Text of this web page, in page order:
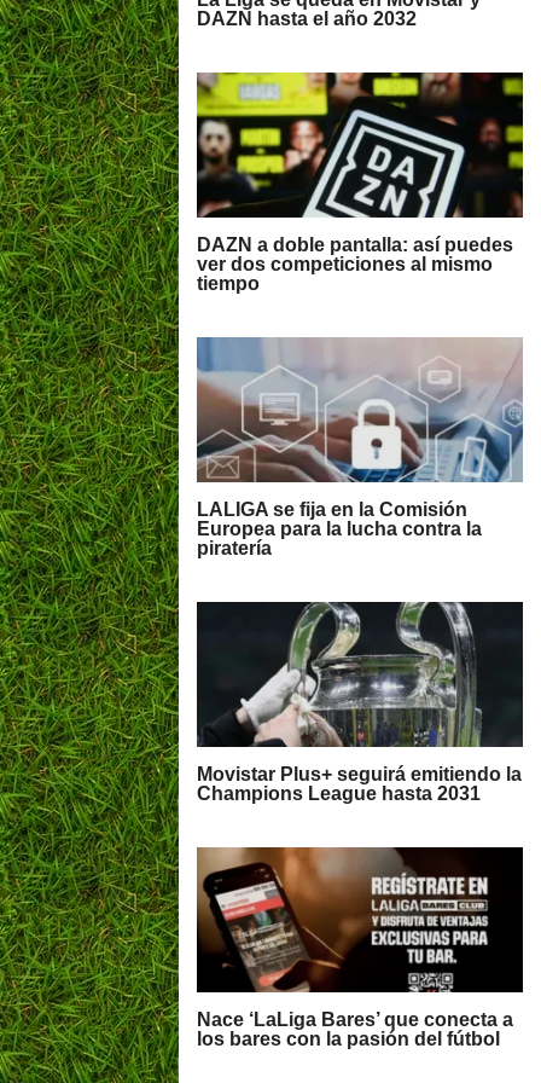
DAZN hasta el año 2032
DAZN a doble pantalla: así puedes
ver dos competiciones al mismo
tiempo
LALIGA se fija en la Comisión
Europea para la lucha contra la
piratería
Movistar Plus+ seguirá emitiendo la
Champions League hasta 2031
Nace ‘LaLiga Bares’ que conecta a
los bares con la pasión del fútbol